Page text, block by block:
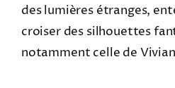
des lumières étranges,
croiser des silhouettes
notamment celle de